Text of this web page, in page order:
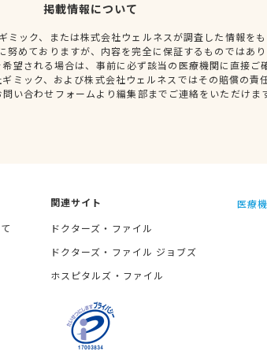
掲載情報について
ミック、または株式会社ウェルネスが調査した情報を
努めておりますが、内容を完全に保証するものではあ
望される場合は、事前に必ず該当の医療機関に直接ご
ミック、および株式会社ウェルネスではその賠償の責
い合わせフォームより編集部までご連絡をいただけま
関連サイト
ドクターズ・ファイル
ドクターズ・ファイル ジョブズ
ホスピタルズ・ファイル
医療